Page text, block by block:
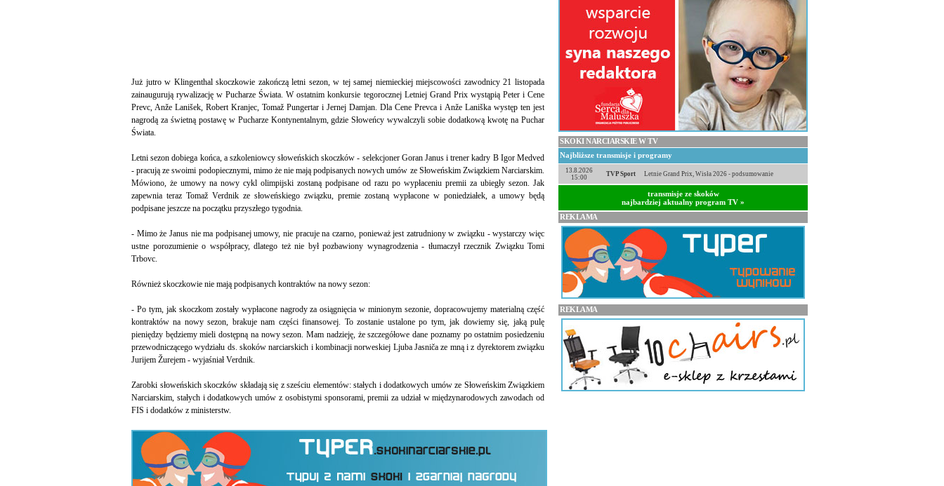
Już jutro w Klingenthal skoczkowie zakończą letni sezon, w tej samej niemieckiej miejscowości zawodnicy 21 listopada
zainaugurują rywalizację w Pucharze Świata. W ostatnim konkursie tegorocznej Letniej Grand Prix wystąpią Peter i Cene
Prevc, Anže Lanišek, Robert Kranjec, Tomaž Pungertar i Jernej Damjan. Dla Cene Prevca i Anže Laniška występ ten jest
nagrodą za świetną postawę w Pucharze Kontynentalnym, gdzie Słoweńcy wywalczyli sobie dodatkową kwotę na Puchar
Świata.
Letni sezon dobiega końca, a szkoleniowcy słoweńskich skoczków - selekcjoner Goran Janus i trener kadry B Igor Medved
- pracują ze swoimi podopiecznymi, mimo że nie mają podpisanych nowych umów ze Słoweńskim Związkiem Narciarskim.
Mówiono, że umowy na nowy cykl olimpijski zostaną podpisane od razu po wypłaceniu premii za ubiegły sezon. Jak
zapewnia teraz Tomaž Verdnik ze słoweńskiego związku, premie zostaną wypłacone w poniedziałek, a umowy będą
podpisane jeszcze na początku przyszłego tygodnia.
- Mimo że Janus nie ma podpisanej umowy, nie pracuje na czarno, ponieważ jest zatrudniony w związku - wystarczy więc
ustne porozumienie o współpracy, dlatego też nie był pozbawiony wynagrodzenia - tłumaczył rzecznik Związku Tomi
Trbovc.
Również skoczkowie nie mają podpisanych kontraktów na nowy sezon:
- Po tym, jak skoczkom zostały wypłacone nagrody za osiągnięcia w minionym sezonie, dopracowujemy materialną część
kontraktów na nowy sezon, brakuje nam części finansowej. To zostanie ustalone po tym, jak dowiemy się, jaką pulę
pieniędzy będziemy mieli dostępną na nowy sezon. Mam nadzieję, że szczegółowe dane poznamy po ostatnim posiedzeniu
przewodniczącego wydziału ds. skoków narciarskich i kombinacji norweskiej Ljuba Jasniča ze mną i z dyrektorem związku
Jurijem Žurejem - wyjaśniał Verdnik.
Zarobki słoweńskich skoczków składają się z sześciu elementów: stałych i dodatkowych umów ze Słoweńskim Związkiem
Narciarskim, stałych i dodatkowych umów z osobistymi sponsorami, premii za udział w międzynarodowych zawodach od
FIS i dodatków z ministerstw.
SKOKI NARCIARSKIE W TV
Najbliższe transmisje i programy
13.8.2026
15:00
TVP Sport Letnie Grand Prix, Wisła 2026 - podsumowanie
transmisje ze skoków
najbardziej aktualny program TV »
REKLAMA
REKLAMA